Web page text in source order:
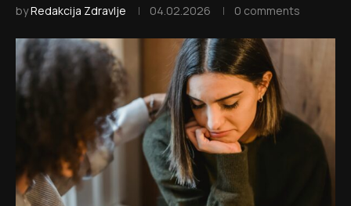
byRedakcija Zdravlje 04.02.2026 0 comments